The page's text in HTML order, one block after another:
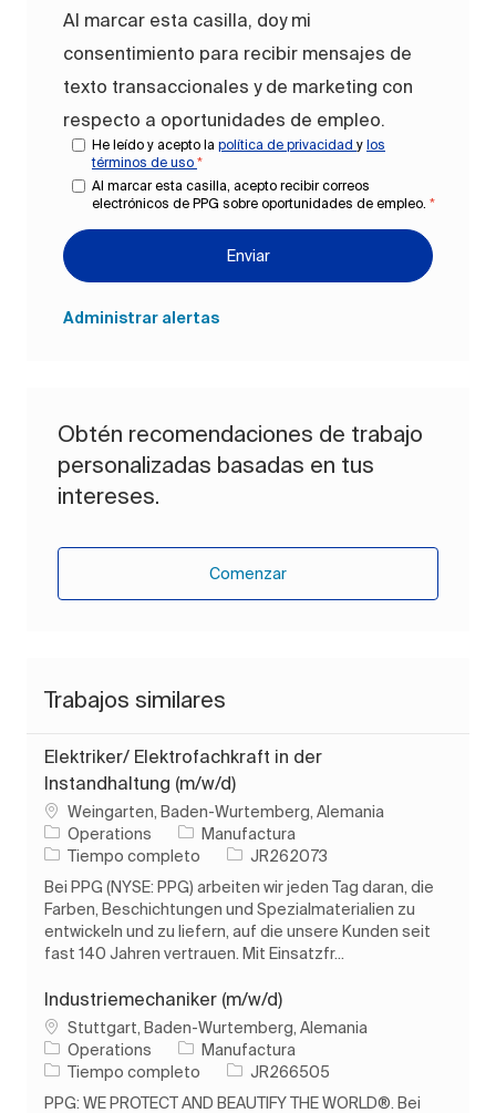
Al marcar esta casilla, doy mi
consentimiento para recibir mensajes de
texto transaccionales y de marketing con
respecto a oportunidades de empleo.
He leído y acepto la política de privacidad y los
términos de uso *
Al marcar esta casilla, acepto recibir correos
electrónicos de PPG sobre oportunidades de empleo. *
Enviar
Administrar alertas
Obtén recomendaciones de trabajo
personalizadas basadas en tus
intereses.
Comenzar
Trabajos similares
Elektriker/ Elektrofachkraft in der
Instandhaltung (m/w/d)
Ubicación
Weingarten, Baden-Wurtemberg, Alemania
Operations
Categoría
Manufactura
Tipo de trabajo
Tiempo completo ID de trabajo
JR262073
Bei PPG (NYSE: PPG) arbeiten wir jeden Tag daran, die
Farben, Beschichtungen und Spezialmaterialien zu
entwickeln und zu liefern, auf die unsere Kunden seit
fast 140 Jahren vertrauen. Mit Einsatzfr...
Industriemechaniker (m/w/d)
Ubicación
Stuttgart, Baden-Wurtemberg, Alemania
Operations
Categoría
Manufactura
Tipo de trabajo
Tiempo completo ID de trabajo
JR266505
PPG: WE PROTECT AND BEAUTIFY THE WORLD®. Bei